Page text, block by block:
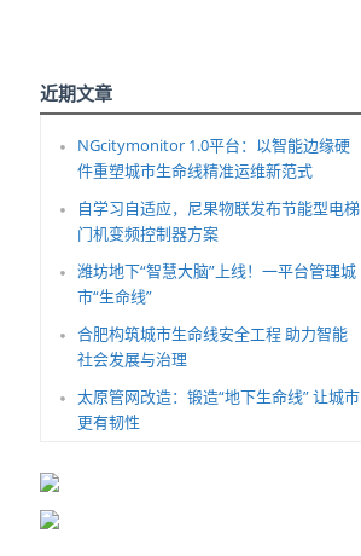
近期文章
NGcitymonitor 1.0平台：以智能边缘硬
件重塑城市生命线精准运维新范式
自学习自适应，尼果物联发布节能型电梯
门机变频控制器方案
潍坊地下“智慧大脑”上线！一平台管理城
市“生命线”
合肥构筑城市生命线安全工程 助力智能
社会发展与治理
太原管网改造：锻造“地下生命线” 让城市
更有韧性